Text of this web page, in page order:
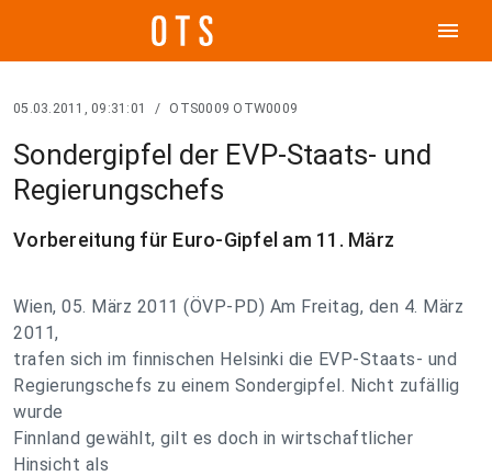
menu
05.03.2011, 09:31:01 / OTS0009 OTW0009
Sondergipfel der EVP-Staats- und
Regierungschefs
Vorbereitung für Euro-Gipfel am 11. März
Wien, 05. März 2011 (ÖVP-PD) Am Freitag, den 4. März
2011,
trafen sich im finnischen Helsinki die EVP-Staats- und
Regierungschefs zu einem Sondergipfel. Nicht zufällig
wurde
Finnland gewählt, gilt es doch in wirtschaftlicher
Hinsicht als